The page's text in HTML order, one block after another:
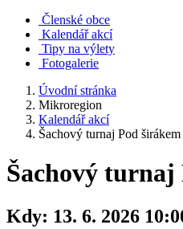
Členské obce
Kalendář akcí
Tipy na výlety
Fotogalerie
Úvodní stránka
Mikroregion
Kalendář akcí
Šachový turnaj Pod širákem
Šachový turnaj
Kdy: 13. 6. 2026